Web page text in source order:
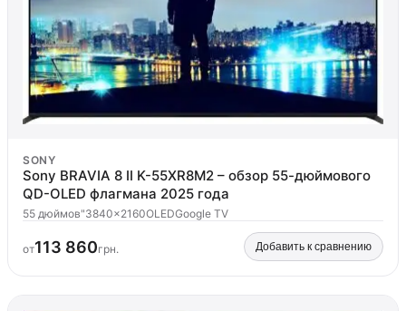
SONY
Sony BRAVIA 8 II K-55XR8M2 – обзор 55-дюймового
QD-OLED флагмана 2025 года
55 дюймов"3840x2160OLEDGoogle TV
от113 860грн. Добавить к сравнению